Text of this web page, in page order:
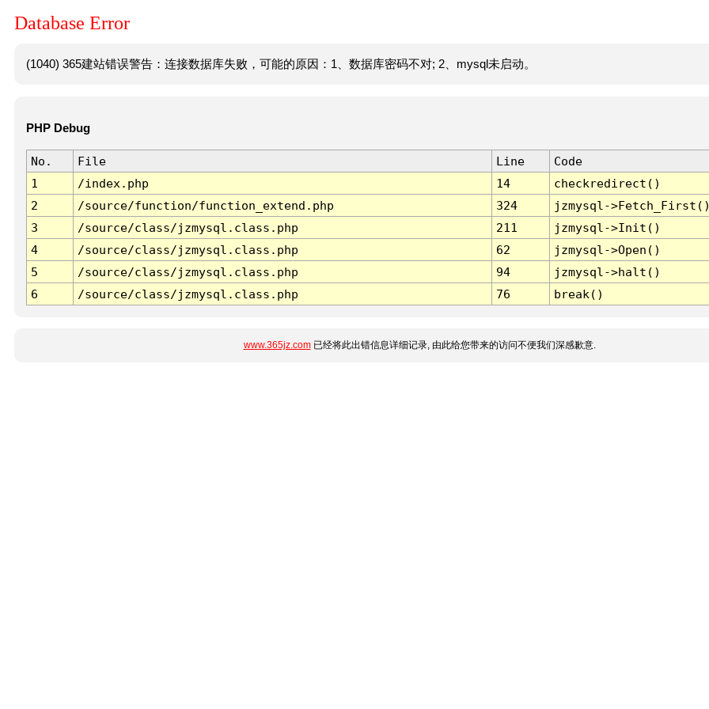
Database Error
(1040) 365建站错误警告：连接数据库失败，可能的原因：1、数据库密码不对; 2、mysql未启动。
PHP Debug
No. File Line
Code
1
/index.php 14
checkredirect()
2
/source/function/function_extend.php 324
jzmysql-
3
/source/class/jzmysql.class.php 211
jzmysql->Init()
4
/source/class/jzmysql.class.php 62
jzmysql->Open()
5
/source/class/jzmysql.class.php 94
jzmysql->halt()
6
/source/class/jzmysql.class.php 76 break()
www.365jz.com已经将此出错信息详细记录, 由此给您带来的访问不便我们深感歉意.